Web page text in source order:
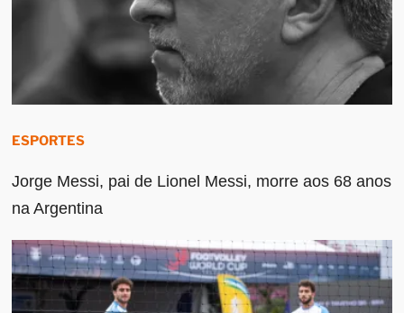
ESPORTES
Jorge Messi, pai de Lionel Messi, morre aos 68 anos
na Argentina